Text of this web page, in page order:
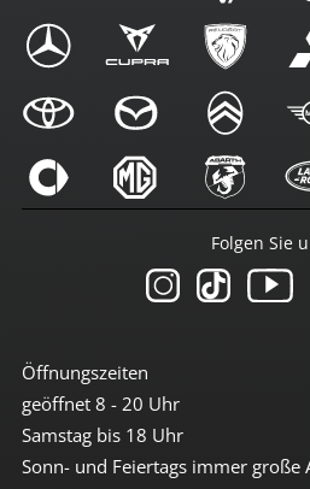
Öffnungszeiten
geöffnet 8 - 20 Uhr
Samstag bis 18 Uhr
Sonn- und Feiertags immer große
Folgen Sie